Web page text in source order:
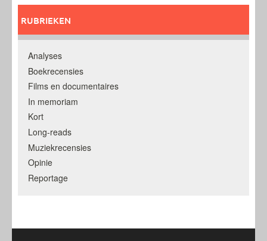
RUBRIEKEN
Analyses
Boekrecensies
Films en documentaires
In memoriam
Kort
Long-reads
Muziekrecensies
Opinie
Reportage